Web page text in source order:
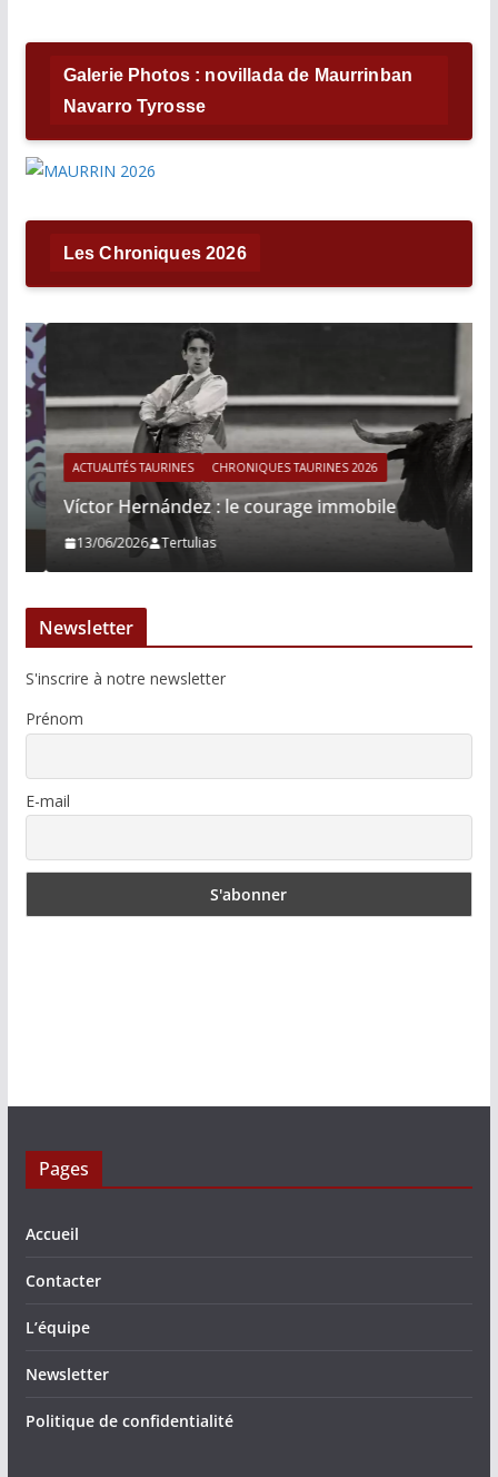
Galerie Photos : novillada de Maurrinban
Navarro Tyrosse
Les Chroniques 2026
ACTUALITÉS TAURINES CHRONIQUES TAURINES 2026
Víctor Hernández : le courage immobile
13/06/2026 Tertulias
Newsletter
S'inscrire à notre newsletter
Prénom
E-mail
Pages
Accueil
Contacter
L’équipe
Newsletter
Politique de confidentialité